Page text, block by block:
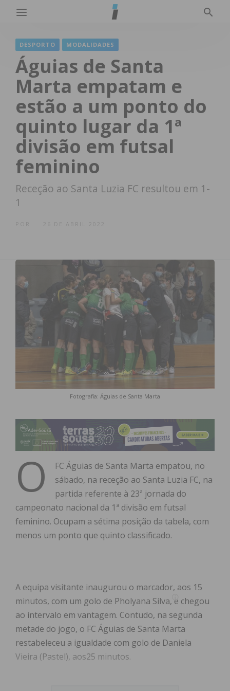
DESPORTO MODALIDADES
Águias de Santa
Marta empatam e
estão a um ponto do
quinto lugar da 1ª
divisão em futsal
feminino
Receção ao Santa Luzia FC resultou em 1-
1
26 DE ABRIL 2022
Fotografia: Águias de Santa Marta
O
FC Águias de Santa Marta empatou, no
sábado, na receção ao Santa Luzia FC, na
partida referente à 23ª jornada do
campeonato nacional da 1ª divisão em futsal
feminino. Ocupam a sétima posição da tabela, com
menos um ponto que quinto classificado.
A equipa visitante inaugurou o marcador, aos 15
minutos, com um golo de Pholyana Silva, e chegou
ao intervalo em vantagem. Contudo, na segunda
metade do jogo, o FC Águias de Santa Marta
restabeleceu a igualdade com golo de Daniela
Vieira (Pastel), aos25 minutos.